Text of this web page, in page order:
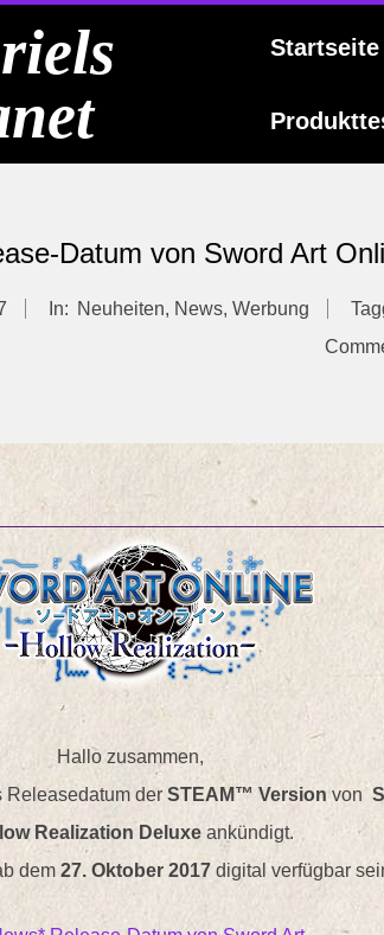
Startseite
Datum von Sword Art
In: Neuheiten, News, Werbung
Hallo zusammen,
Releasedatum der STEAM™ Version von
Realization Deluxeankündigt.
dem 27. Oktober 2017 digital verfügbar